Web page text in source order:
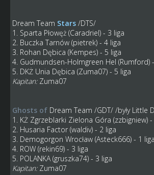
Dream Team Stars/DTS/
1. Sparta Płowęż (Caradriel) - 3 liga
2. Buczka Tarnów (pietrek) - 4 liga
3. Rohan Dębica (Kempes) - 5 liga
4. Gudmundsen-Holmgreen Hel (Rumford)
5. DKŻ Unia Dębica (Zuma07) - 5 liga
Kapitan: Zuma07
Ghosts of Dream Team /GDT/ /były Little
1. KŻ Zgrzeblarki Zielona Góra (zzbigniew) -
2. Husaria Factor (waldiv) - 2 liga
3. Demogorgon Wrocław (Asteck666) - 1 liga
4. ROW (rekin69) - 3 liga
5. POLANKA (gruszka74) - 3 liga
Kapitan:Zuma07